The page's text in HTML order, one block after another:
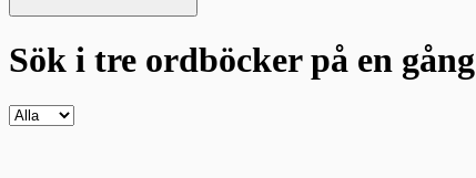
Sök i tre ordböckerpå en gång